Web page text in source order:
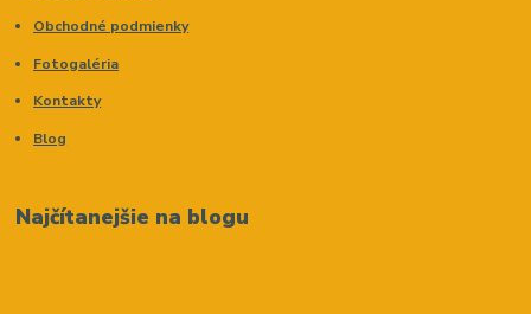
Obchodné podmienky
Fotogaléria
Kontakty
Blog
Najčítanejšie na blogu